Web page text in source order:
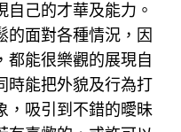
己的才華及能力。
的面對各種情況，因
都能很樂觀的展現自
時能把外貌及行為打
，吸引到不錯的曖昧